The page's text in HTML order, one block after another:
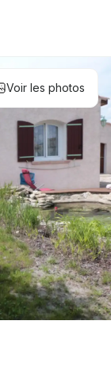
Voir les photos